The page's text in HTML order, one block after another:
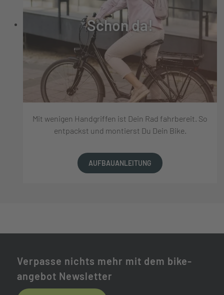
Schon da!
Mit wenigen Handgriffen ist Dein Rad fahrbereit. So
entpackst und montierst Du Dein Bike.
AUFBAUANLEITUNG
Verpasse nichts mehr mit dem bike-
angebot Newsletter